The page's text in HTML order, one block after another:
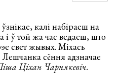
калі набіраеш на
і ў той жа час ведаеш, што
свет жывых. Міхась
сёння адзначае
Ціхан Чарнякевіч.